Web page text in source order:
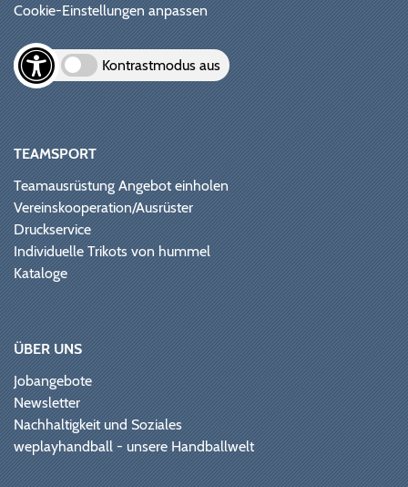
Cookie-Einstellungen anpassen
Kontrastmodus aus
TEAMSPORT
Teamausrüstung Angebot einholen
Vereinskooperation/Ausrüster
Druckservice
Individuelle Trikots von hummel
Kataloge
ÜBER UNS
Jobangebote
Newsletter
Nachhaltigkeit und Soziales
weplayhandball - unsere Handballwelt